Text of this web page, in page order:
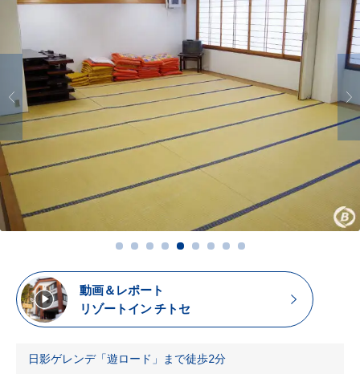
動画＆レポート
リゾートイン チトセ
日影ゲレンデ「遊ロード」まで徒歩2分